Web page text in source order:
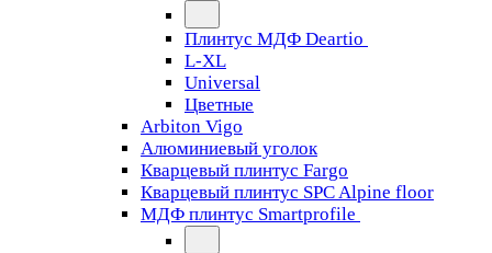
Плинтус МДФ Deartio
L-XL
Universal
Цветные
Arbiton Vigo
Алюминиевый уголок
Кварцевый плинтус Fargo
Кварцевый плинтус SPC Alpine floor
МДФ плинтус Smartprofile